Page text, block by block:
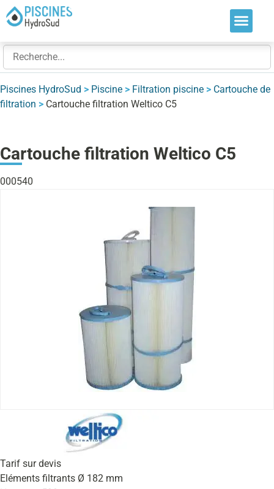
Piscines HydroSud > Piscine > Filtration piscine > Cartouche de
filtration > Cartouche filtration Weltico C5
Cartouche filtration Weltico C5
000540
Tarif sur devis
Eléments filtrants Ø 182 mm